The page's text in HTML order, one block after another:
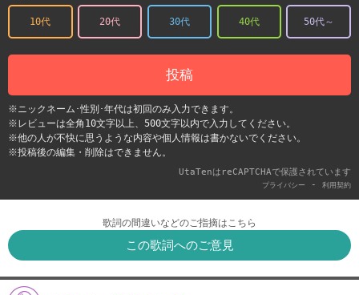
10代 20代 30代 40代 50代～
投稿
※ニックネーム･性別･年代は初回のみ入力できます。
※レビューは全角10文字以上、500文字以内で入力してください。
※他の人が不快に思うような内容や個人情報は書かないでください。
※投稿後の編集・削除はできません。
UtaTenはreCAPTCHAで保護されています
プライバシー - 利用契約
歌詞の間違いなどのご指摘はこちら
この歌詞へのご意見